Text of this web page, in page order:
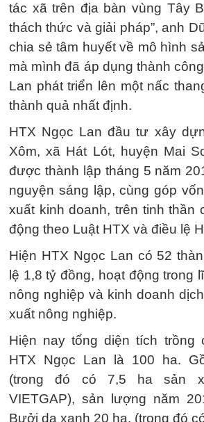
tác xã trên địa bàn vùng Tây
thách thức và giải pháp”, anh
chia sẻ tâm huyết về mô hình
mà mình đã áp dụng thành
Lan phát triển lên một nấc
thành quả nhất định.
HTX Ngọc Lan đầu tư xây
Xôm, xã Hát Lót, huyện Mai
được thành lập tháng 5 năm
nguyện sáng lập, cùng góp
xuất kinh doanh, trên tinh thần
động theo Luật HTX và điều lệ
Hiện HTX Ngọc Lan có 52
lệ 1,8 tỷ đồng, hoạt động trong
nông nghiệp và kinh doanh
xuất nông nghiệp.
Hiện nay tổng diện tích trồng
HTX Ngọc Lan là 100 ha.
(trong đó có 7,5 ha sản
VIETGAP), sản lượng năm
Bưởi da xanh 20 ha, (trong đó